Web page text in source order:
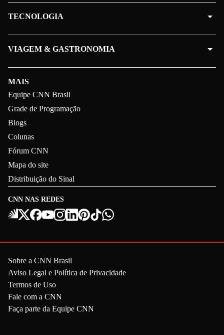
CNN NAS REDES
MAIS
Equipe CNN Brasil
Grade de Programação
Blogs
Colunas
Fórum CNN
Mapa do site
Distribuição do Sinal
TECNOLOGIA
VIAGEM & GASTRONOMIA
Sobre a CNN Brasil
Aviso Legal e Política de Privacidade
Termos de Uso
Fale com a CNN
Faça parte da Equipe CNN